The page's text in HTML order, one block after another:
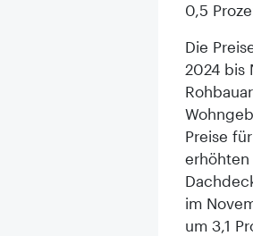
0,5
Die
2024 bis
Preise
erhöhten
im
um 3,1